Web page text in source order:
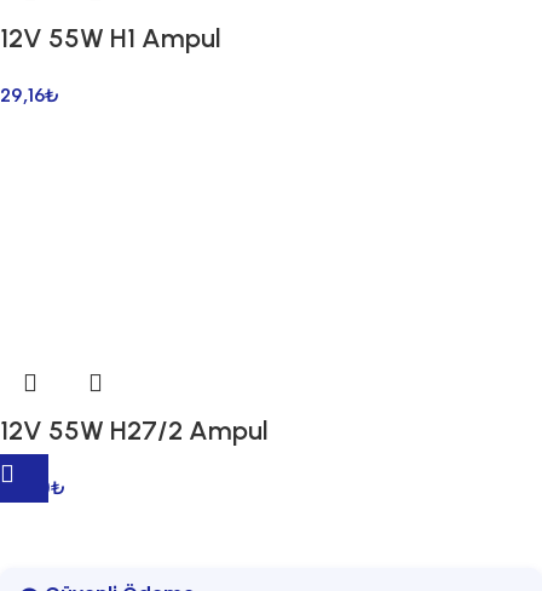
12V 55W H1 Ampul
29,16₺
12V 55W H27/2 Ampul
76,00₺